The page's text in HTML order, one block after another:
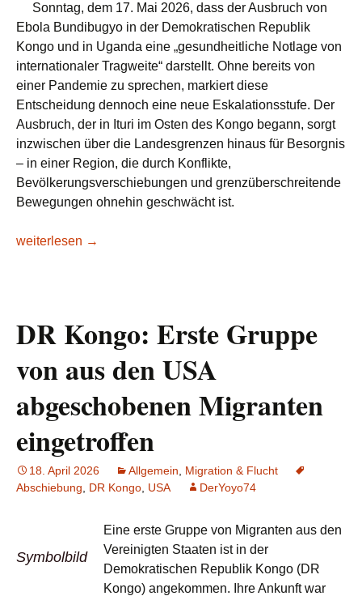
Sonntag, dem 17. Mai 2026, dass der Ausbruch von
Ebola Bundibugyo in der Demokratischen Republik
Kongo und in Uganda eine „gesundheitliche Notlage von
internationaler Tragweite“ darstellt. Ohne bereits von
einer Pandemie zu sprechen, markiert diese
Entscheidung dennoch eine neue Eskalationsstufe. Der
Ausbruch, der in Ituri im Osten des Kongo begann, sorgt
inzwischen über die Landesgrenzen hinaus für Besorgnis
– in einer Region, die durch Konflikte,
Bevölkerungsverschiebungen und grenzüberschreitende
Bewegungen ohnehin geschwächt ist.
Ebola in der DR Kongo und Uganda: Warum die WHO
weiterlesen →
DR Kongo: Erste Gruppe
von aus den USA
abgeschobenen Migranten
eingetroffen
18. April 2026 Allgemein
Migration & Flucht
Abschiebung
DR Kongo USA DerYoyo74
Symbolbild
Eine erste Gruppe von Migranten aus den
Vereinigten Staaten ist in der
Demokratischen Republik Kongo (DR
Kongo) angekommen. Ihre Ankunft war